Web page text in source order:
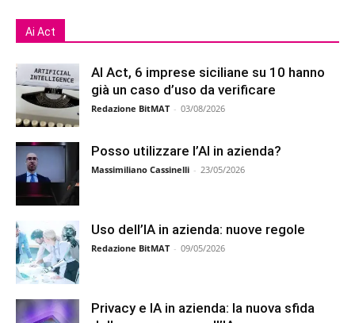
Ai Act
AI Act, 6 imprese siciliane su 10 hanno
già un caso d’uso da verificare
Redazione BitMAT - 03/08/2026
Posso utilizzare l’AI in azienda?
Massimiliano Cassinelli - 23/05/2026
Uso dell’IA in azienda: nuove regole
Redazione BitMAT - 09/05/2026
Privacy e IA in azienda: la nuova sfida